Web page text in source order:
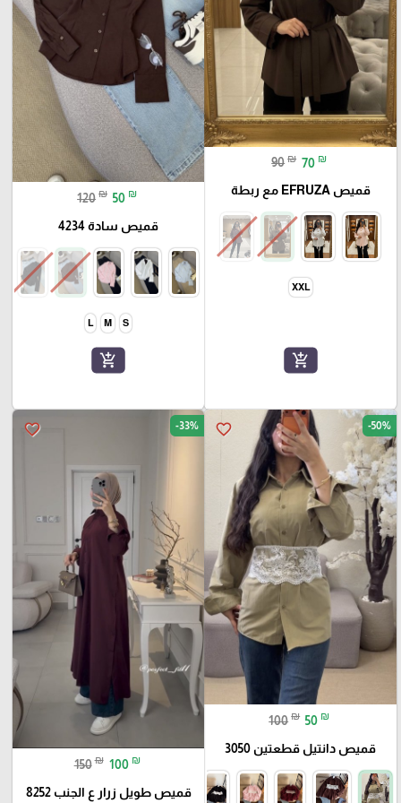
90 ₪ 70 ₪
قميص EFRUZA مع ربطة
XXL
add_shopping_cart
120 ₪ 50 ₪
قميص سادة 4234
S
M
L
add_shopping_cart
favorite_border -50%
100 ₪ 50 ₪
قميص دانتيل قطعتين 3050
favorite_border -33%
150 ₪ 100 ₪
قميص طويل زرار ع الجنب 8252